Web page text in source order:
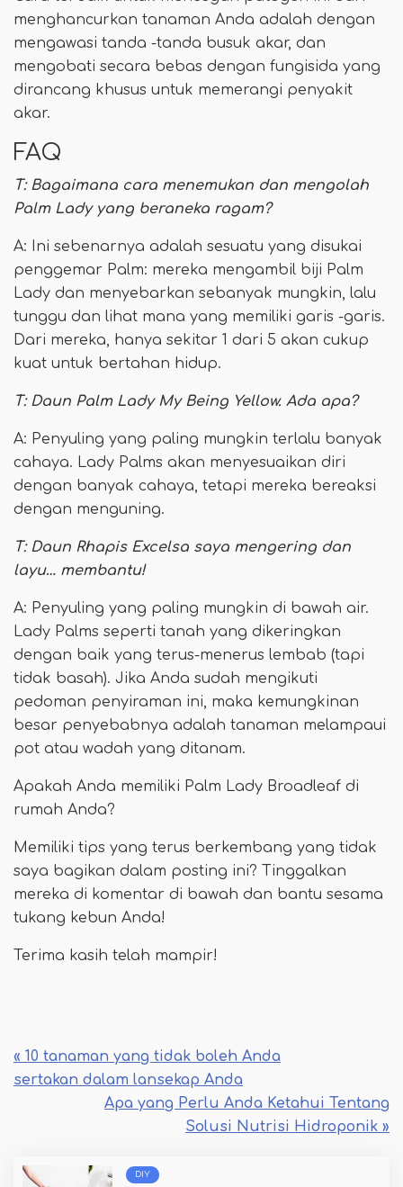
menghancurkan tanaman Anda adalah dengan
mengawasi tanda -tanda busuk akar, dan
mengobati secara bebas dengan fungisida yang
dirancang khusus untuk memerangi penyakit
akar.
FAQ
T: Bagaimana cara menemukan dan mengolah
Palm Lady yang beraneka ragam?
A: Ini sebenarnya adalah sesuatu yang disukai
penggemar Palm: mereka mengambil biji Palm
Lady dan menyebarkan sebanyak mungkin, lalu
tunggu dan lihat mana yang memiliki garis -garis.
Dari mereka, hanya sekitar 1 dari 5 akan cukup
kuat untuk bertahan hidup.
T: Daun Palm Lady My Being Yellow. Ada apa?
A: Penyuling yang paling mungkin terlalu banyak
cahaya. Lady Palms akan menyesuaikan diri
dengan banyak cahaya, tetapi mereka bereaksi
dengan menguning.
T: Daun Rhapis Excelsa saya mengering dan
layu… membantu!
A: Penyuling yang paling mungkin di bawah air.
Lady Palms seperti tanah yang dikeringkan
dengan baik yang terus-menerus lembab (tapi
tidak basah). Jika Anda sudah mengikuti
pedoman penyiraman ini, maka kemungkinan
besar penyebabnya adalah tanaman melampaui
pot atau wadah yang ditanam.
Apakah Anda memiliki Palm Lady Broadleaf di
rumah Anda?
Memiliki tips yang terus berkembang yang tidak
saya bagikan dalam posting ini? Tinggalkan
mereka di komentar di bawah dan bantu sesama
tukang kebun Anda!
Terima kasih telah mampir!
« 10 tanaman yang tidak boleh Anda
sertakan dalam lansekap Anda
Apa yang Perlu Anda Ketahui Tentang
Solusi Nutrisi Hidroponik »
DIY